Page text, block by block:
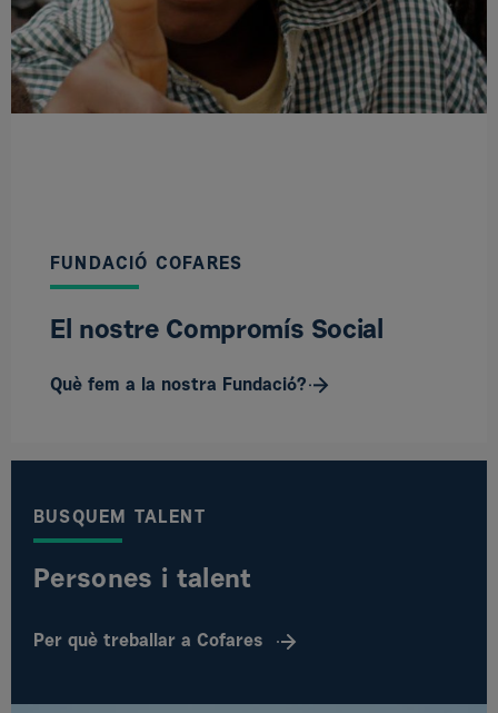
FUNDACIÓ COFARES
El nostre Compromís Social
Què fem a la nostra Fundació?
BUSQUEM TALENT
Persones i talent
Per què treballar a Cofares